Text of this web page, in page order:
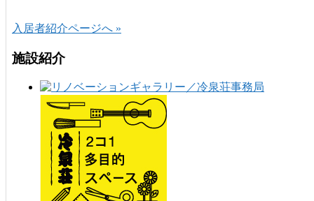
入居者紹介ページへ »
施設紹介